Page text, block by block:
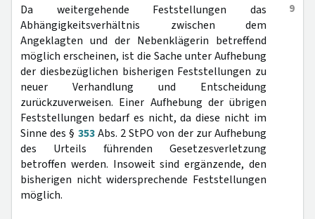
9
Da weitergehende Feststellungen das
Abhängigkeitsverhältnis zwischen dem
Angeklagten und der Nebenklägerin betreffend
möglich erscheinen, ist die Sache unter Aufhebung
der diesbezüglichen bisherigen Feststellungen zu
neuer Verhandlung und Entscheidung
zurückzuverweisen. Einer Aufhebung der übrigen
Feststellungen bedarf es nicht, da diese nicht im
Sinne des § 353Abs. 2 StPO von der zur Aufhebung
des Urteils führenden Gesetzesverletzung
betroffen werden. Insoweit sind ergänzende, den
bisherigen nicht widersprechende Feststellungen
möglich.